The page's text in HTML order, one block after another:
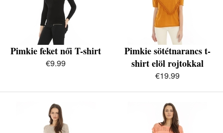
Pimkie feket női T-shirt
€9.99
Pimkie sötétnarancs t-
shirt elöl rojtokkal
€19.99